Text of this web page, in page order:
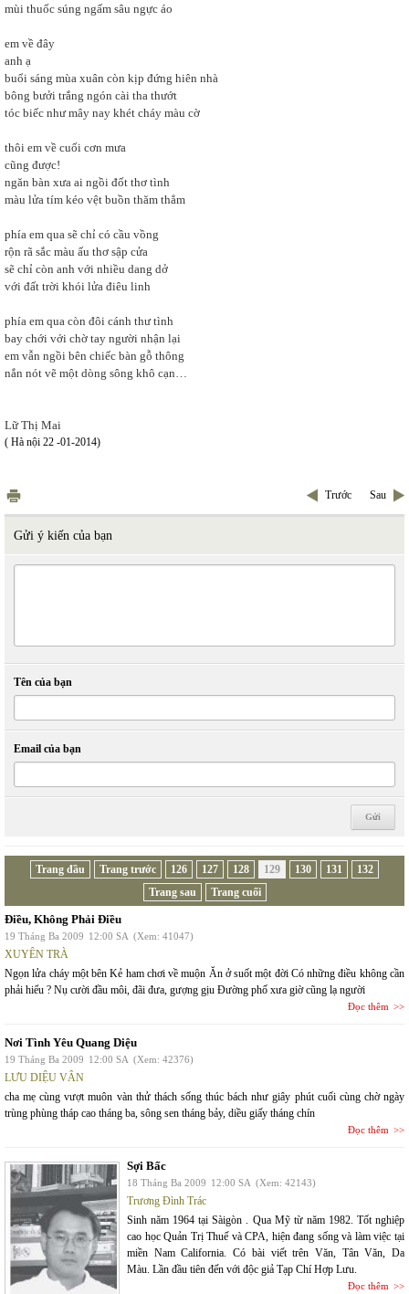
mùi thuốc súng ngấm sâu ngực áo
em về đây
anh ạ
buổi sáng mùa xuân còn kịp đứng hiên nhà
bông bưởi trắng ngón cài tha thướt
tóc biếc như mây nay khét cháy màu cờ
thôi em về cuối cơn mưa
cũng được!
ngăn bàn xưa ai ngồi đốt thơ tình
màu lửa tím kéo vệt buồn thăm thẳm
phía em qua sẽ chỉ có cầu vồng
rộn rã sắc màu ấu thơ sập cửa
sẽ chỉ còn anh với nhiều dang dở
với đất trời khói lửa điêu linh
phía em qua còn đôi cánh thư tình
bay chới với chờ tay người nhận lại
em vẫn ngồi bên chiếc bàn gỗ thông
nắn nót vẽ một dòng sông khô cạn…
Lữ Thị Mai
( Hà nội 22 -01-2014)
Trước Sau
Gửi ý kiến của bạn
Tên của bạn
Email của bạn
Trang đầu Trang trước 126 127 128 129 130 131
132
Trang sau
Trang cuối
Điều, Không Phải Điều
19 Tháng Ba 2009 12:00 SA (Xem: 41047)
XUYÊN TRÀ
Ngọn lửa cháy một bên Kẻ ham chơi về muộn Ăn ở suốt một đời Có những điều không cần
phải hiểu ? Nụ cười đầu môi, đãi đưa, gượng gịu Đường phố xưa giờ cũng lạ người
Đọc thêm
Nơi Tình Yêu Quang Diệu
19 Tháng Ba 2009 12:00 SA (Xem: 42376)
LƯU DIỆU VÂN
cha mẹ cùng vượt muôn vàn thử thách sống thúc bách như giây phút cuối cùng chờ ngày
trùng phùng tháp cao tháng ba, sông sen tháng bảy, diều giấy tháng chín
Đọc thêm
Sợi Bấc
18 Tháng Ba 2009 12:00 SA (Xem: 42143)
Trương Đình Trác
Sinh năm 1964 tại Sàigòn . Qua Mỹ từ năm 1982. Tốt nghiệp
cao học Quản Trị Thuế và CPA, hiện đang sống và làm việc tại
miền Nam California. Có bài viết trên Văn, Tân Văn, Da
Màu. Lần đầu tiên đến với độc giả Tạp Chí Hợp Lưu.
Đọc thêm